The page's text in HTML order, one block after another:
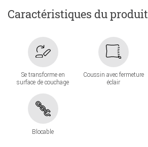
Caractéristiques du produit
Se transforme en
surface de couchage
Coussin avec fermeture
éclair
Blocable